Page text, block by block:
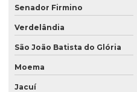
Senador Firmino
Verdelândia
São João Batista do Glória
Moema
Jacuí